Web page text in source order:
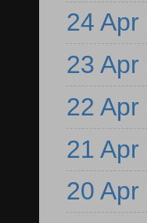
24 Apr
23 Apr
22 Apr
21 Apr
20 Apr